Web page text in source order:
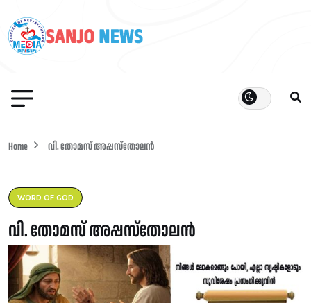
Home വി. തോമസ് അപ്പസ്തോലൻ
WORD OF GOD
വി. തോമസ് അപ്പസ്തോലൻ